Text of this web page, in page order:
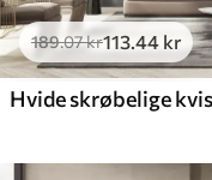
189.07kr113.44 kr
Hvide skrøbelige